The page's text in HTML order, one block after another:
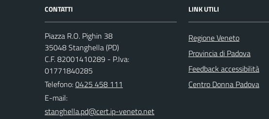
CONTATTI
Piazza R.O. Pighin 38
35048 Stanghella (PD)
C.F. 82001410289 - P.Iva:
01771840285
Telefono:0425 458 111
E-mail:
LINK UTILI
Regione Veneto
Provincia di Padova
Feedback accessibilità
Centro Donna Padova